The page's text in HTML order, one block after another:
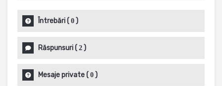
Întrebări( 0 )
Răspunsuri( 2 )
Mesaje private( 0 )